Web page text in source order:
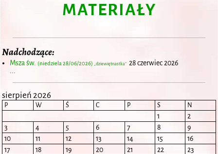
MATERIAŁY
Nadchodzące:
Msza św. (niedziela 28/06/2026) „dziewiętnastka” 28 czerwiec 2026
sierpień 2026
P W Ś C P S N
1
2
3
4 5 6 7 8
9
10
11 12 13 14 15
16
17
18 19 20 21 22
23